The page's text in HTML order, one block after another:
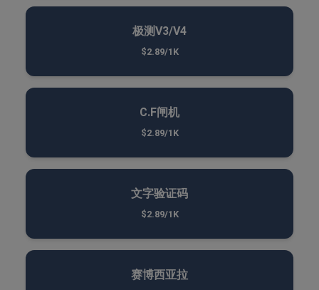
极测V3/V4
$2.89/1K
C.F闸机
$2.89/1K
文字验证码
$2.89/1K
赛博西亚拉